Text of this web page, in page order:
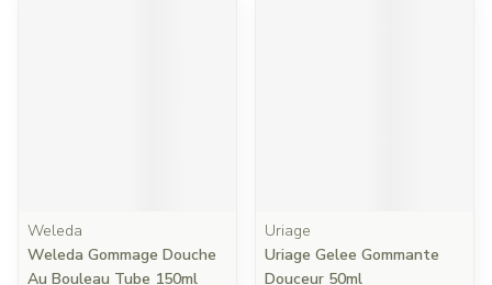
Weleda
Weleda Gommage Douche
Au Bouleau Tube 150ml
Uriage
Uriage Gelee Gommante
Douceur 50ml